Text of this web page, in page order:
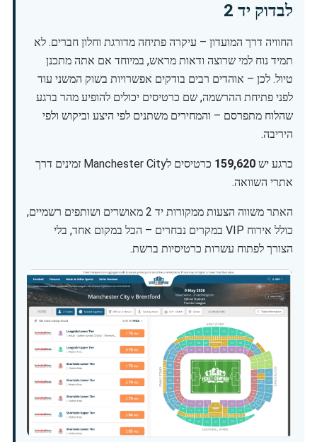
לבדוק יד 2
החוויה דרך המועדון – עיקרה פתיחה מדורגת וחלון חברים. לא
תמיד נוח למי שרוצה ודאות מראש, במיוחד אם אתה מתכנן
טיול. לכן – אוהדים רבים בודקים אפשרויות בשוק המשני עוד
לפני פתיחת ההרשמה, שם כרטיסים יכולים להופיע מהר ברגע
שהלוח מתפרסם – והמחירים משתנים לפי היצע וביקוש ולפי
היריבה.
כרגע יש 159,620
כרטיסים לManchester City זמינים דרך
אתרי השוואה.
האתר משווה הצעות ממקורות יד 2 מאושרים ושותפים רשמיים,
כולל אירוח VIP במקרים נבחרים – הכל במקום אחד, בלי
הצורך לפתוח עשרות כרטיסיות ברשת.